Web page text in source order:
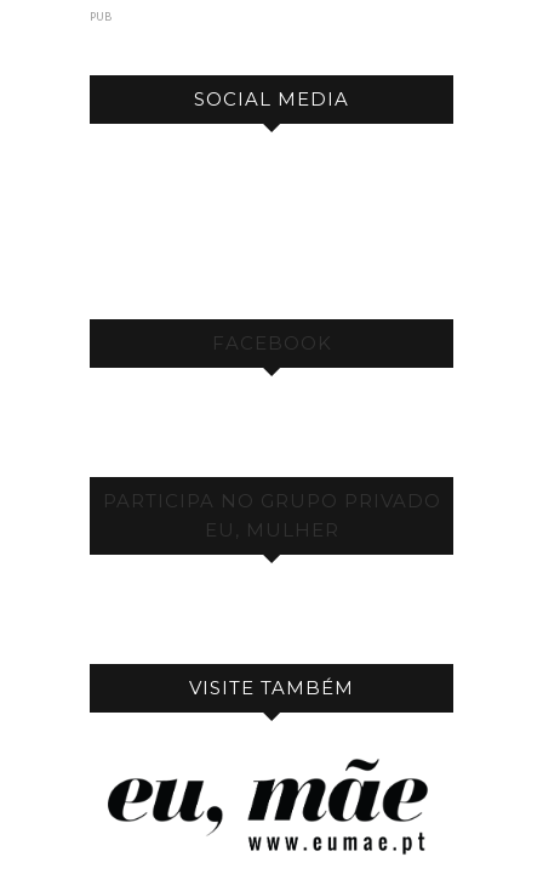
PUB
SOCIAL MEDIA
FACEBOOK
PARTICIPA NO GRUPO PRIVADO
EU, MULHER
VISITE TAMBÉM